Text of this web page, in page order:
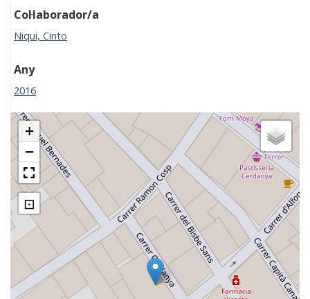
Col·laborador/a
Niqui, Cinto
Any
2016
+
−
⊡